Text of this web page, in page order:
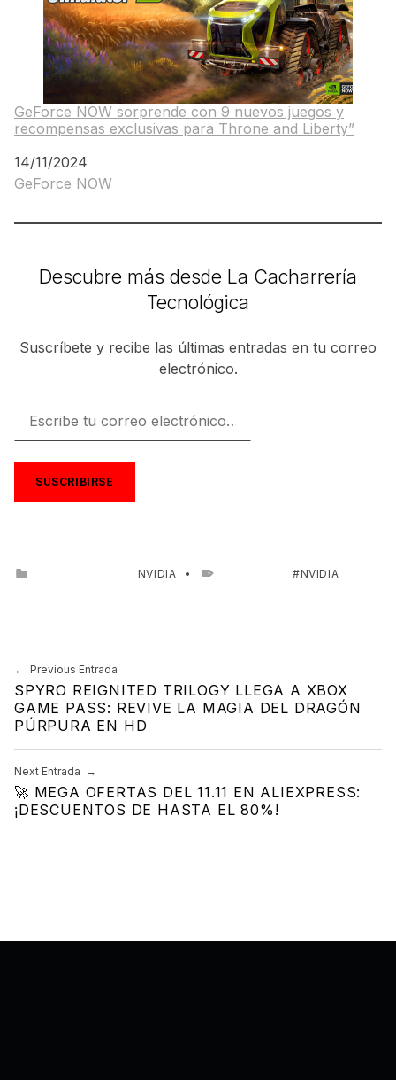
GeForce NOW sorprende con 9 nuevos juegos y
recompensas exclusivas para Throne and Liberty”
Fecha
14/11/2024
Respecto a
GeForce NOW
Descubre más desde La Cacharrería
Tecnológica
Suscríbete y recibe las últimas entradas en tu correo
electrónico.
SUSCRIBIRSE
NVIDIA NVIDIA
Navegación de entradas Previous Entrada
SPYRO REIGNITED TRILOGY LLEGA A XBOX
GAME PASS: REVIVE LA MAGIA DEL DRAGÓN
PÚRPURA EN HD
Next Entrada
🚀 MEGA OFERTAS DEL 11.11 EN ALIEXPRESS:
¡DESCUENTOS DE HASTA EL 80%!